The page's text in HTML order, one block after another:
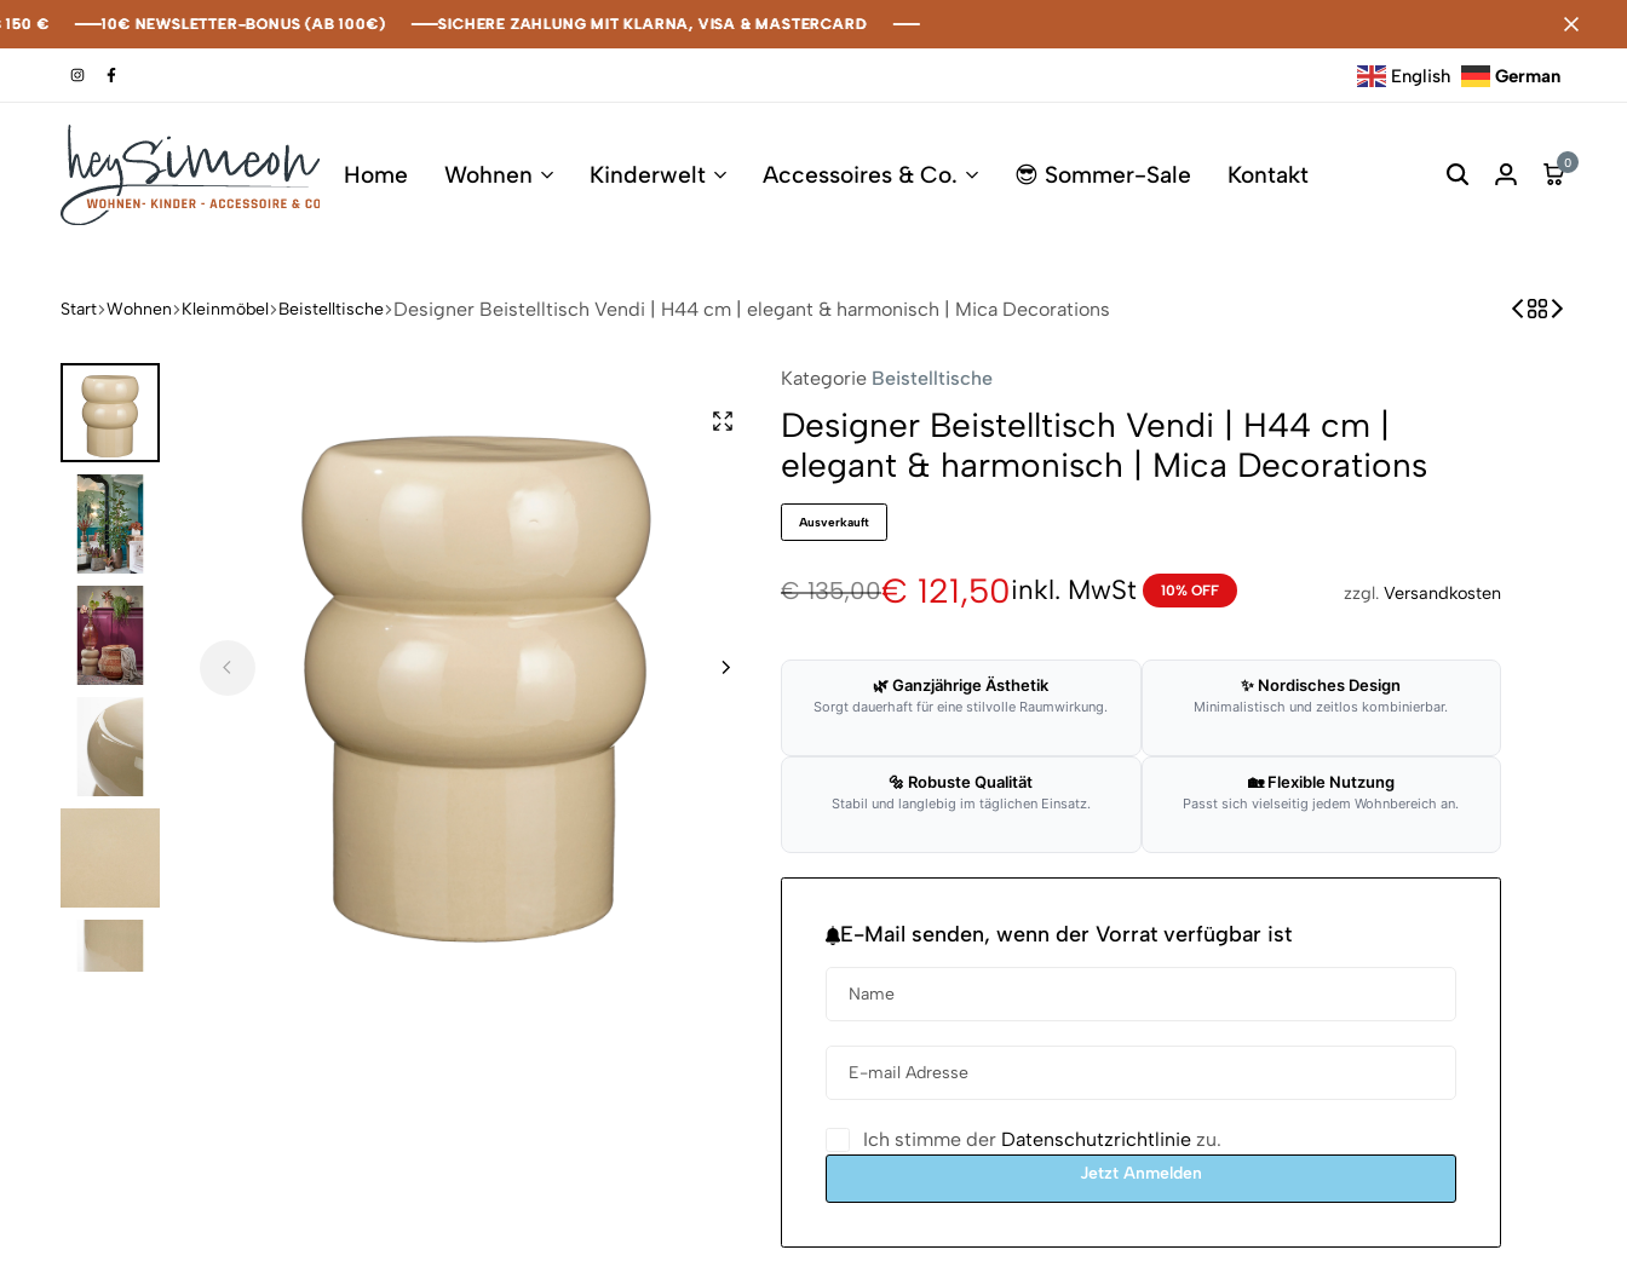
10€ NEWSLETTER-BONUS (AB 100€) SICHERE ZAHLUNG MIT KLARNA, VISA & MASTERCARD
10€ NEWSLETTER-BONUS (AB 100€) SICHERE ZAHLUNG MIT KLARNA, VISA & MASTERCARD
10€ NEWSLETTER-BONUS (AB 100€) SICHERE ZAHLUNG MIT KLARNA, VISA & MASTERCARD
10€ NEWSLETTER-BONUS (AB 100€) SICHERE ZAHLUNG MIT KLARNA, VISA & MASTERCARD
English German
Home Wohnen Kinderwelt Accessoires & Co. 😎 Sommer-Sale Kontakt 0
Start Wohnen Kleinmöbel Beistelltische Designer Beistelltisch Vendi | H44 cm | elegant & harmonisch | Mica Decorations
Kategorie Beistelltische
Designer Beistelltisch Vendi | H44 cm |
elegant & harmonisch | Mica Decorations
Ausverkauft
€135,00€ 121,50 10% OFF
inkl. MwSt zzgl. Versandkosten
🌿 Ganzjährige Ästhetik
Sorgt dauerhaft für eine stilvolle Raumwirkung.
✨ Nordisches Design
Minimalistisch und zeitlos kombinierbar.
🔩 Robuste Qualität
Stabil und langlebig im täglichen Einsatz.
🏡 Flexible Nutzung
Passt sich vielseitig jedem Wohnbereich an.
E-Mail senden, wenn der Vorrat verfügbar ist
Ich stimme der Datenschutzrichtlinie zu.
Jetzt Anmelden